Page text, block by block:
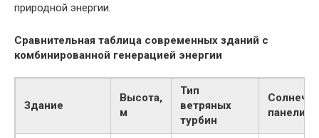
природной энергии.
Сравнительная таблица современных зданий с
комбинированной генерацией энергии
Здание
Высота,
м
Тип
ветряных
турбин
панели